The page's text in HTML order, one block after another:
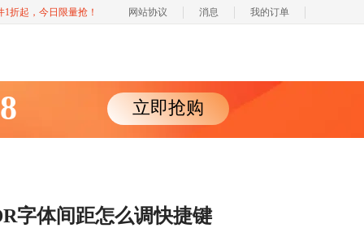
折起，今日限量抢！ 网站协议 消息 我的订单
立即抢购
字体间距怎么调快捷键